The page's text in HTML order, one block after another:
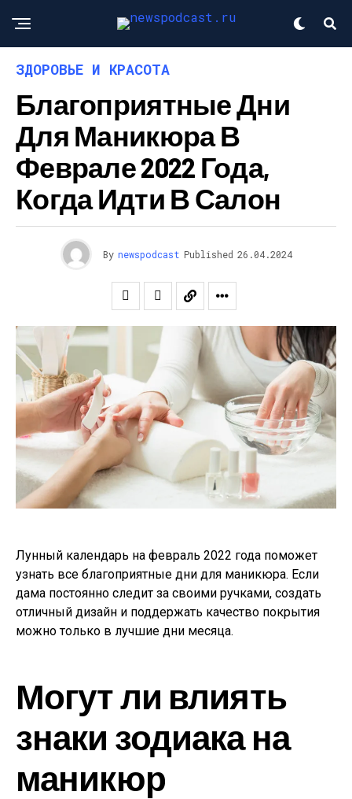
ЗДОРОВЬЕ И КРАСОТА
Благоприятные Дни
Для Маникюра В
Феврале 2022 Года,
Когда Идти В Салон
By newspodcast Published 26.04.2024
Лунный календарь на февраль 2022 года поможет
узнать все благоприятные дни для маникюра. Если
дама постоянно следит за своими ручками, создать
отличный дизайн и поддержать качество покрытия
можно только в лучшие дни месяца.
Могут ли влиять
знаки зодиака на
маникюр